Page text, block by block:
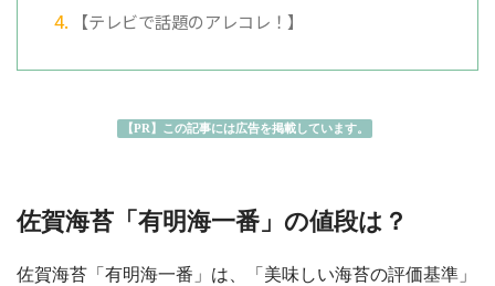
【テレビで話題のアレコレ！】
【PR】この記事には広告を掲載しています。
佐賀海苔「有明海一番」の値段は？
佐賀海苔「有明海一番」は、「美味しい海苔の評価基準」